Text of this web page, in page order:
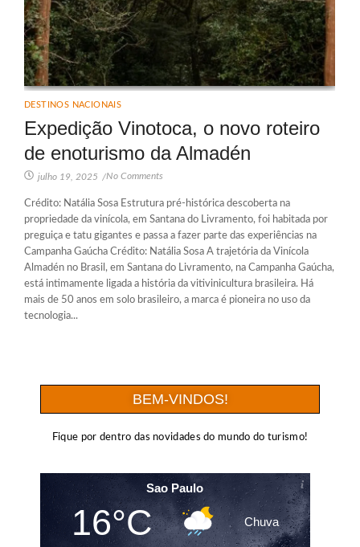
DESTINOS NACIONAIS
Expedição Vinotoca, o novo roteiro
de enoturismo da Almadén
julho 19, 2025 /No Comments
Crédito: Natália Sosa Estrutura pré-histórica descoberta na
propriedade da vinícola, em Santana do Livramento, foi habitada por
preguiça e tatu gigantes e passa a fazer parte das experiências na
Campanha Gaúcha Crédito: Natália Sosa A trajetória da Vinícola
Almadén no Brasil, em Santana do Livramento, na Campanha Gaúcha,
está intimamente ligada a história da vitivinicultura brasileira. Há
mais de 50 anos em solo brasileiro, a marca é pioneira no uso da
tecnologia...
BEM-VINDOS!
Fique por dentro das novidades do mundo do turismo!
Sao Paulo
16°C Chuva